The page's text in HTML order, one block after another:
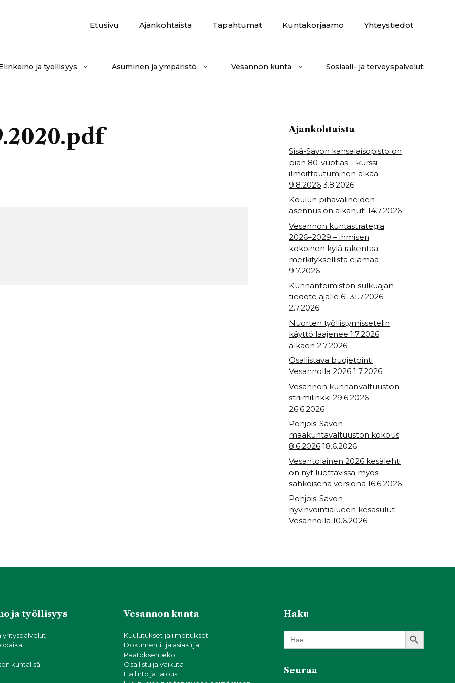
Etusivu
Ajankohtaista Tapahtumat Kuntakorjaamo Yhteystiedot
ja työllisyys Asuminen ja ympäristö Vesannon kunta Sosiaali- ja terveyspalvelut
Ajankohtaista
Sisä-Savon kansalaisopisto on
pian 80-vuotias – kurssi-
ilmoittautuminen alkaa
9.8.2026 3.8.2026
Koulun pihavälineiden
asennus on alkanut! 14.7.2026
Vesannon kuntastrategia
2026–2029 – ihmisen
kokoinen kylä rakentaa
merkityksellistä elämää
9.7.2026
Kunnantoimiston sulkuajan
tiedote ajalle 6.-31.7.2026
2.7.2026
Nuorten työllistymissetelin
käyttö laajenee 1.7.2026
alkaen 2.7.2026
Osallistava budjetointi
Vesannolla 2026 1.7.2026
Vesannon kunnanvaltuuston
striimilinkki 29.6.2026
26.6.2026
Pohjois-Savon
maakuntavaltuuston kokous
8.6.2026 18.6.2026
Vesantolainen 2026 kesälehti
on nyt luettavissa myös
sähköisenä versiona 16.6.2026
Pohjois-Savon
hyvinvointialueen kesäsulut
Vesannolla 10.6.2026
ja työllisyys
yrityspalvelut
kuntalisä
Vesannon kunta
Kuulutukset ja ilmoitukset
Dokumentit ja asiakirjat
Päätöksenteko
Osallistu ja vaikuta
Hallinto ja talous
Haku
Search
for:
Search Button
Seuraa